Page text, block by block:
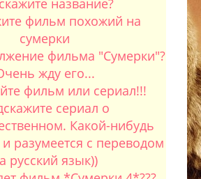
название?
фильм похожий на
сумерки
фильма "Сумерки"?
жду его...
фильм или сериал!!!
сериал о
Какой-нибудь
разумеется с переводом
русский язык))